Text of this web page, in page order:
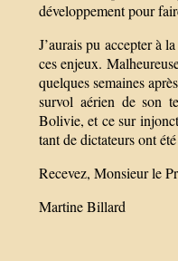
développement pour
J’aurais pu accepter à
ces enjeux.
quelques semaines
survol aérien de son
Bolivie, et ce sur
tant de dictateurs ont
Recevez, Monsieur le
Martine Billard